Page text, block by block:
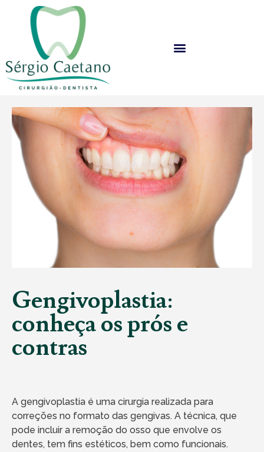
Gengivoplastia:
conheça os prós e
contras
A gengivoplastia é uma cirurgia realizada para
correções no formato das gengivas. A técnica, que
pode incluir a remoção do osso que envolve os
dentes, tem fins estéticos, bem como funcionais.